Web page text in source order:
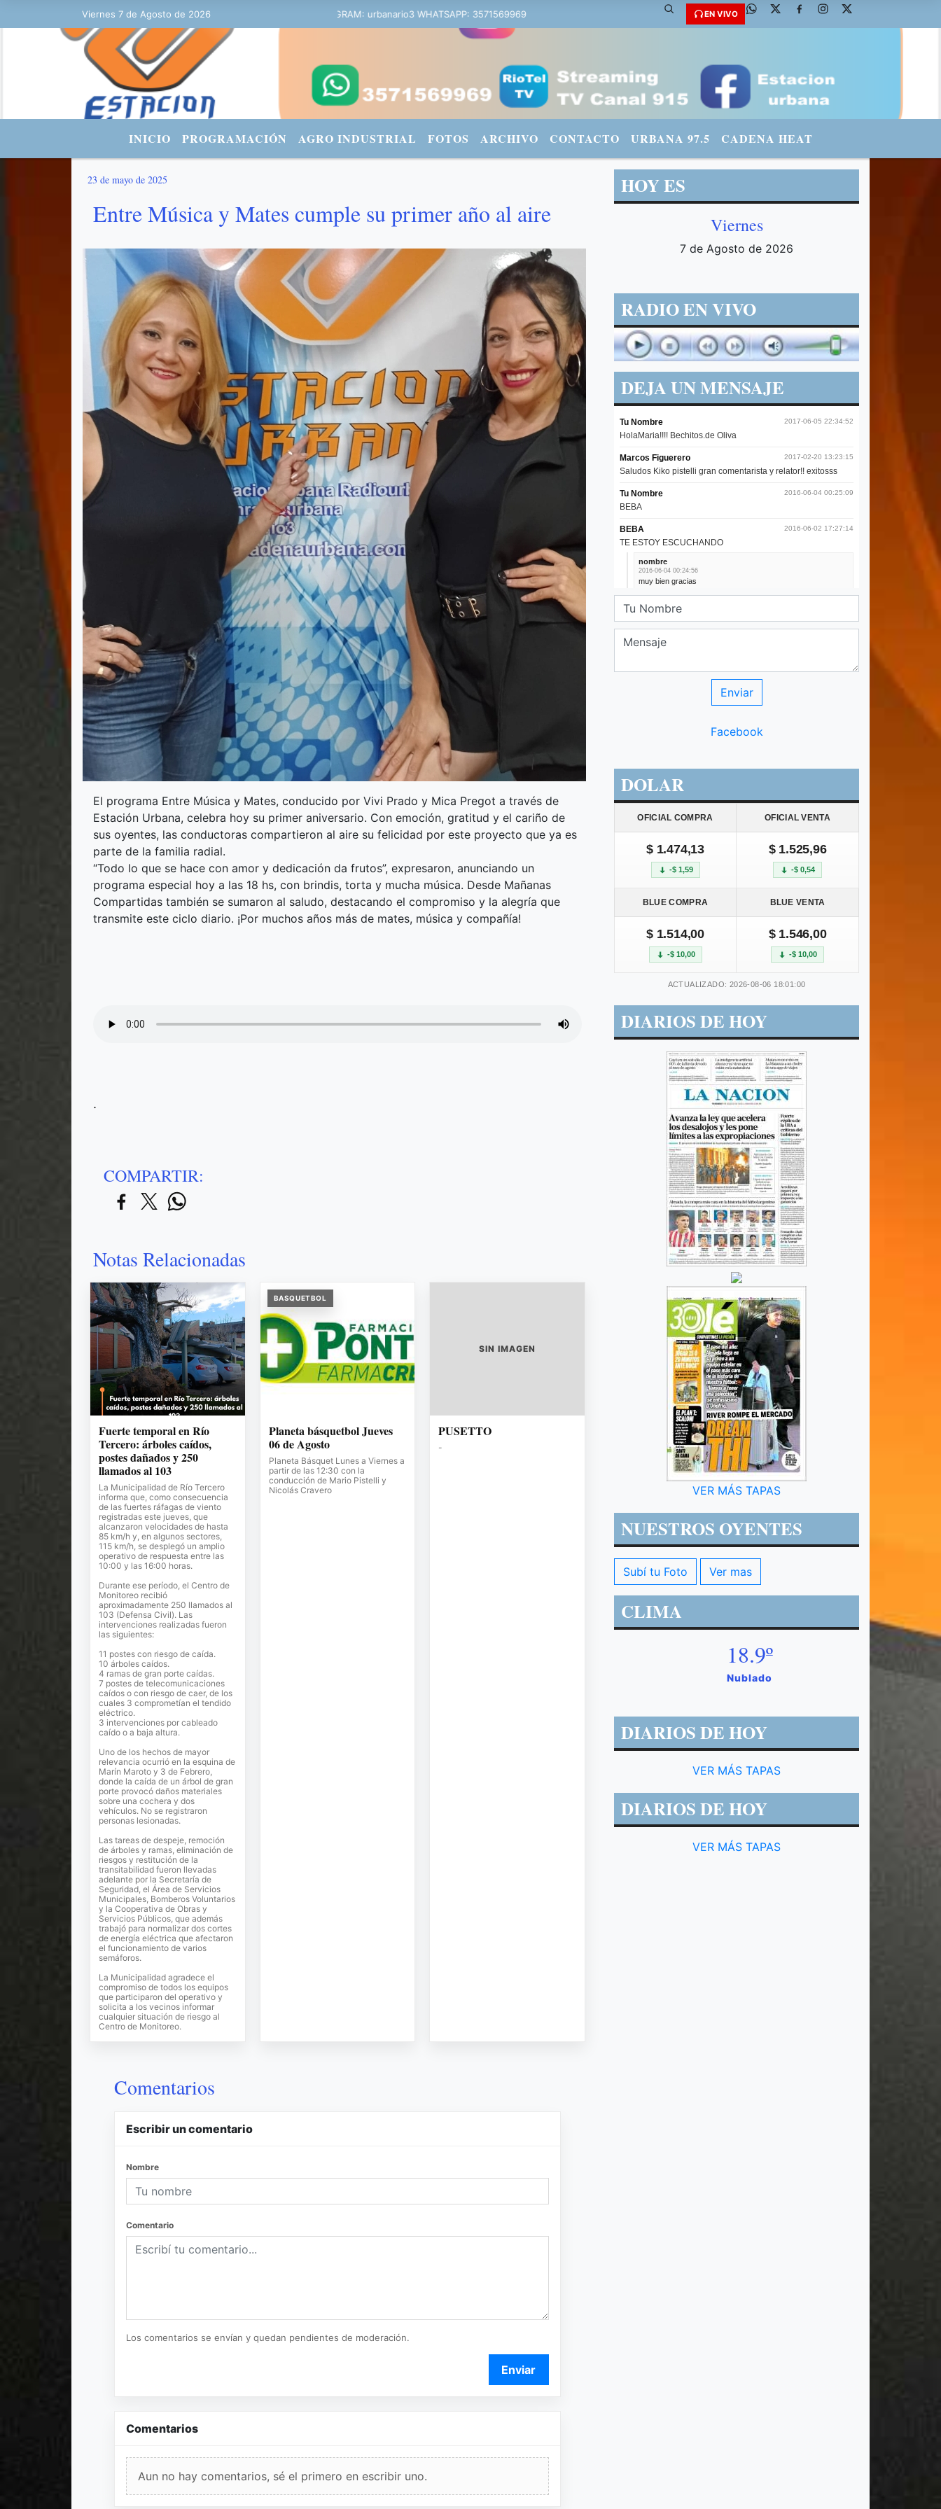
Viernes 7 de Agosto de 2026
Estacionurbana Radiourbana - TWITTER: @fmradiourbana - INSTAGRAM: urbanario3 WHATSAPP: 3571569969 EN VIVO
INICIO PROGRAMACIÓN AGRO INDUSTRIAL FOTOS ARCHIVO CONTACTO URBANA 97.5 CADENA HEAT
23 de mayo de 2025
Entre Música y Mates cumple su primer año al aire
El programa Entre Música y Mates, conducido por Vivi Prado y Mica Pregot a través de
Estación Urbana, celebra hoy su primer aniversario. Con emoción, gratitud y el cariño de
sus oyentes, las conductoras compartieron al aire su felicidad por este proyecto que ya es
parte de la familia radial.
“Todo lo que se hace con amor y dedicación da frutos”, expresaron, anunciando un
programa especial hoy a las 18 hs, con brindis, torta y mucha música. Desde Mañanas
Compartidas también se sumaron al saludo, destacando el compromiso y la alegría que
transmite este ciclo diario. ¡Por muchos años más de mates, música y compañía!
.
COMPARTIR:
Notas Relacionadas
Fuerte temporal en Río
Tercero: árboles caídos,
postes dañados y 250
llamados al 103
La Municipalidad de Río Tercero
informa que, como consecuencia
de las fuertes ráfagas de viento
registradas este jueves, que
alcanzaron velocidades de hasta
85 km/h y, en algunos sectores,
115 km/h, se desplegó un amplio
operativo de respuesta entre las
10:00 y las 16:00 horas.
Durante ese período, el Centro de
Monitoreo recibió
aproximadamente 250 llamados al
103 (Defensa Civil). Las
intervenciones realizadas fueron
las siguientes:
11 postes con riesgo de caída.
10 árboles caídos.
4 ramas de gran porte caídas.
7 postes de telecomunicaciones
caídos o con riesgo de caer, de los
cuales 3 comprometían el tendido
eléctrico.
3 intervenciones por cableado
caído o a baja altura.
Uno de los hechos de mayor
relevancia ocurrió en la esquina de
Marín Maroto y 3 de Febrero,
donde la caída de un árbol de gran
porte provocó daños materiales
sobre una cochera y dos
vehículos. No se registraron
personas lesionadas.
Las tareas de despeje, remoción
de árboles y ramas, eliminación de
riesgos y restitución de la
transitabilidad fueron llevadas
adelante por la Secretaría de
Seguridad, el Área de Servicios
Municipales, Bomberos Voluntarios
y la Cooperativa de Obras y
Servicios Públicos, que además
trabajó para normalizar dos cortes
de energía eléctrica que afectaron
el funcionamiento de varios
semáforos.
La Municipalidad agradece el
compromiso de todos los equipos
que participaron del operativo y
solicita a los vecinos informar
cualquier situación de riesgo al
Centro de Monitoreo.
BASQUETBOL
Planeta básquetbol Jueves
06 de Agosto
Planeta Básquet Lunes a Viernes a
partir de las 12:30 con la
conducción de Mario Pistelli y
Nicolás Cravero
SIN IMAGEN
PUSETTO
-
Comentarios
Escribir un comentario
Nombre
Comentario
Los comentarios se envían y quedan pendientes de moderación.
Enviar
Comentarios
Aun no hay comentarios, sé el primero en escribir uno.
HOY ES
Viernes
7 de Agosto de 2026
RADIO EN VIVO
DEJA UN MENSAJE
Facebook
DOLAR
OFICIAL COMPRA OFICIAL VENTA
$ 1.474,13
-$ 1,59
$ 1.525,96
-$ 0,54
BLUE COMPRA BLUE VENTA
$ 1.514,00
-$ 10,00
$ 1.546,00
-$ 10,00
ACTUALIZADO: 2026-08-06 18:01:00
DIARIOS DE HOY
VER MÁS TAPAS
NUESTROS OYENTES
Subí tu Foto Ver mas
CLIMA
18.9º
Nublado
DIARIOS DE HOY
VER MÁS TAPAS
DIARIOS DE HOY
VER MÁS TAPAS